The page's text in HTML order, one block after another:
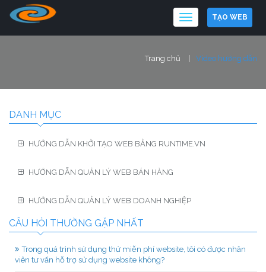
TẠO WEB
Trang chủ Video hướng dẫn
DANH MỤC
HƯỚNG DẪN KHỞI TẠO WEB BẰNG RUNTIME.VN
HƯỚNG DẪN QUẢN LÝ WEB BÁN HÀNG
HƯỚNG DẪN QUẢN LÝ WEB DOANH NGHIỆP
CÂU HỎI THƯỜNG GẶP NHẤT
Trong quá trình sử dụng thử miễn phí website, tôi có được nhân
viên tư vấn hỗ trợ sử dụng website không?